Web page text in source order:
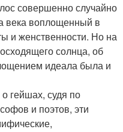
совершенно случайно
века воплощенный в
и женственности. Но на
солнца, об
идеала была и
гейшах, судя по
и поэтов, эти